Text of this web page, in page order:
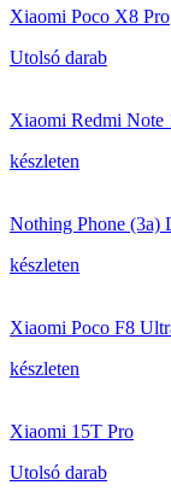
Xiaomi Poco X8 Pro
Utolsó darab
Xiaomi Redmi Note
készleten
Nothing Phone (3a)
készleten
Xiaomi Poco F8
készleten
Xiaomi 15T Pro
Utolsó darab